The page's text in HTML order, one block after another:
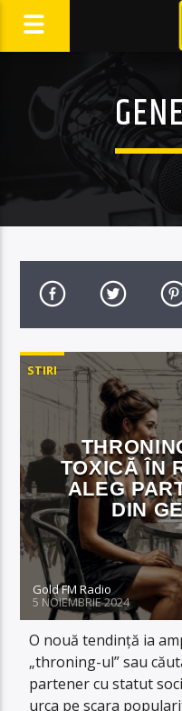
STIRI
TOXICĂ ÎN
ALEG
DIN
Gold FM Radio
5 NOIEMBRIE 2024
O nouă tendință ia
„throning-ul” sau
partener cu statut
urca pe scara